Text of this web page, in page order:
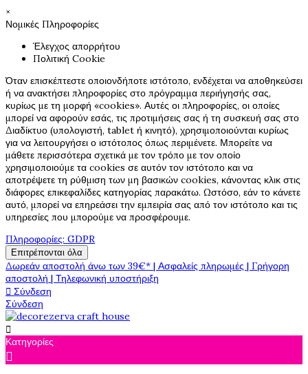
×
Νομικές Πληροφορίες
Έλεγχος απορρήτου
Πολιτική Cookie
Όταν επισκέπτεστε οποιονδήποτε ιστότοπο, ενδέχεται να αποθηκεύσει
ή να ανακτήσει πληροφορίες στο πρόγραμμα περιήγησής σας,
κυρίως με τη μορφή «cookies». Αυτές οι πληροφορίες, οι οποίες
μπορεί να αφορούν εσάς, τις προτιμήσεις σας ή τη συσκευή σας στο
Διαδίκτυο (υπολογιστή, tablet ή κινητό), χρησιμοποιούνται κυρίως
για να λειτουργήσει ο ιστότοπος όπως περιμένετε. Μπορείτε να
μάθετε περισσότερα σχετικά με τον τρόπο με τον οποίο
χρησιμοποιούμε τα cookies σε αυτόν τον ιστότοπο και να
αποτρέψετε τη ρύθμιση των μη βασικών cookies, κάνοντας κλικ στις
διάφορες επικεφαλίδες κατηγορίας παρακάτω. Ωστόσο, εάν το κάνετε
αυτό, μπορεί να επηρεάσει την εμπειρία σας από τον ιστότοπο και τις
υπηρεσίες που μπορούμε να προσφέρουμε.
Πληροφορίες: GDPR
Επιτρέπονται όλα
Δωρεάν αποστολή άνω των 39€* | Ασφαλείς πληρωμές | Γρήγορη
αποστολή | Τηλεφωνική υποστήριξη
 Σύνδεση
Σύνδεση

Κατηγορίες
